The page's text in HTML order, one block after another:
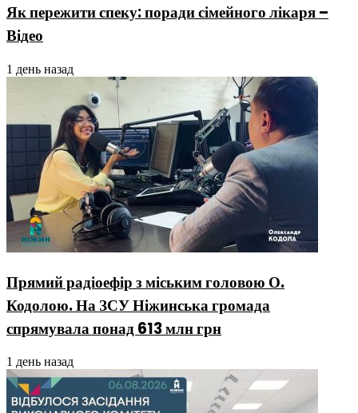
Як пережити спеку: поради сімейного лікаря –
Відео
1 день назад
Прямий радіоефір з міським головою О.
Кодолою. На ЗСУ Ніжинська громада
спрямувала понад 613 млн грн
1 день назад